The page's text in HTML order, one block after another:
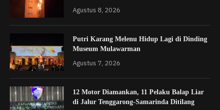
Agustus 8, 2026
Putri Karang Melenu Hidup Lagi di Dinding
Museum Mulawarman
Agustus 7, 2026
12 Motor Diamankan, 11 Pelaku Balap Liar
di Jalur Tenggarong-Samarinda Ditilang